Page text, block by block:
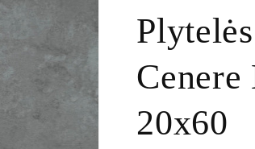
20x60